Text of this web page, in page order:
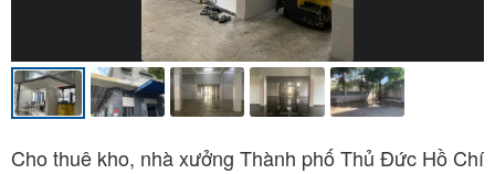
Cho thuê kho, nhà xưởng Thành phố Thủ Đức Hồ Chí